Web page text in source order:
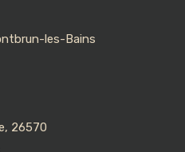
les-Bains
26570